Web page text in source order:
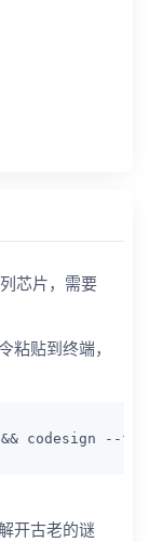
芯片，需要
粘贴到终端，
开古老的谜